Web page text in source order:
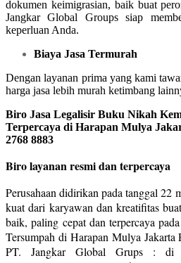
dokumen keimigrasian, baik buat
Jangkar Global Groups siap
keperluan Anda.
Biaya Jasa Termurah
Dengan layanan prima yang kami
harga jasa lebih murah ketimbang
Biro Jasa Legalisir Buku Nikah
Terpercaya di Harapan Mulya
2768 8883
Biro layanan resmi dan terpercaya
Perusahaan didirikan pada tanggal 22
kuat dari karyawan dan kreatifitas
baik, paling cepat dan terpercaya
Tersumpah di Harapan Mulya
PT. Jangkar Global Grups : di